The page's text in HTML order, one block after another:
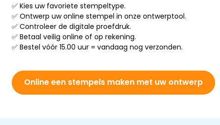
✅ Kies uw favoriete stempeltype.
✅ Ontwerp uw online stempel in onze ontwerptool.
✅ Controleer de digitale proefdruk.
✅ Betaal veilig online of op rekening.
✅ Bestel vóór 15.00 uur = vandaag nog verzonden.
Online een stempels maken met uw ontwerp